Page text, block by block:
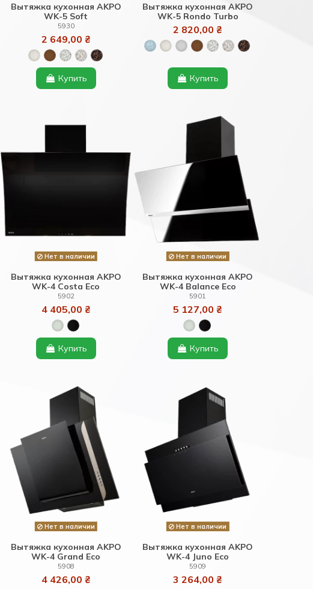
Вытяжка кухонная AKPO
WK-5 Soft
5930
2 649,00 ₴
Купить
Вытяжка кухонная AKPO
WK-5 Rondo Turbo
2 820,00 ₴
Купить
Нет в наличии
Вытяжка кухонная AKPO
WK-4 Costa Eco
5902
4 405,00 ₴
Купить
Нет в наличии
Вытяжка кухонная AKPO
WK-4 Balance Eco
5901
5 127,00 ₴
Купить
Нет в наличии
Вытяжка кухонная AKPO
WK-4 Grand Eco
5908
4 426,00 ₴
Нет в наличии
Вытяжка кухонная AKPO
WK-4 Juno Eco
5909
3 264,00 ₴